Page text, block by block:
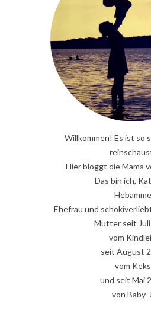
Willkommen! Es ist so
Hier bloggt die Mama
Das bin ich,
Hebamme
Ehefrau und
Mutter seit
vom
seit August
vom Keks
und seit Mai
von Baby-